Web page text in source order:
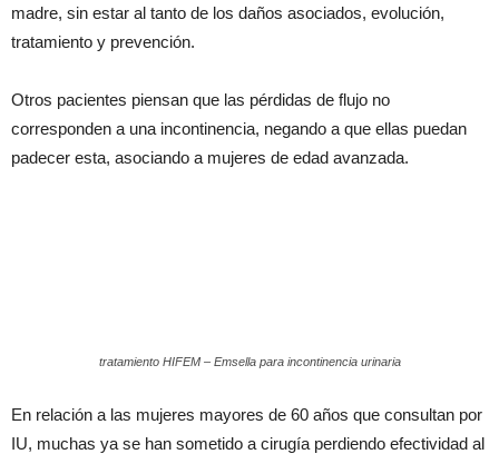
madre, sin estar al tanto de los daños asociados, evolución,
tratamiento y prevención.
Otros pacientes piensan que las pérdidas de flujo no
corresponden a una incontinencia, negando a que ellas puedan
padecer esta, asociando a mujeres de edad avanzada.
tratamiento HIFEM – Emsella para incontinencia urinaria
En relación a las mujeres mayores de 60 años que consultan por
IU, muchas ya se han sometido a cirugía perdiendo efectividad al